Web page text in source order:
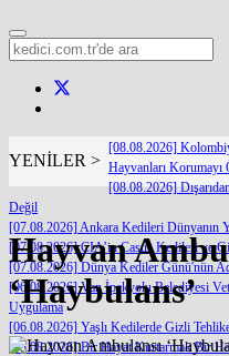
YENİLER >
[08.08.2026]
Hayvanları Korumayı
[08.08.2026]
Değil
[07.08.2026] Ankara Kedileri Dünyanın
[07.08.2026] CIA’in Casus Kedileri ve
[07.08.2026] Dünya Kediler Günü'nün
[06.08.2026] Van İpekyolu Belediyesi
Uygulama
[06.08.2026] Yaşlı Kedilerde Gizli
[05.08.2026] Bir Hayat Kurtarmak Bir
Hayvan
‘Haybulans’